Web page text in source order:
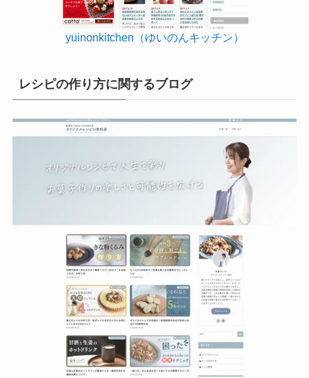
yuinonkitchen（ゆいのんキッチン）
レシピの作り方に関するブログ